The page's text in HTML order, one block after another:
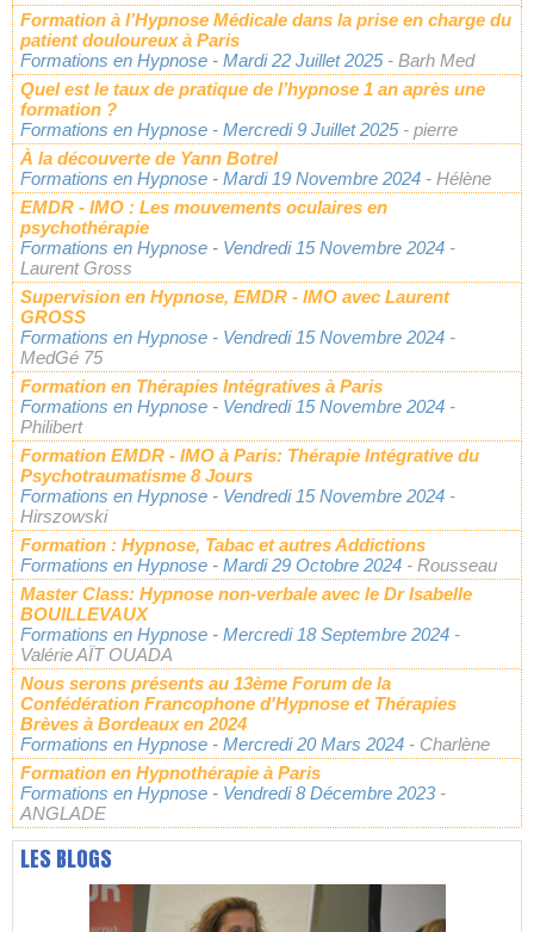
Formation à l’Hypnose Médicale dans la prise en charge du
patient douloureux à Paris
Formations en Hypnose - Mardi 22 Juillet 2025 - Barh Med
Quel est le taux de pratique de l’hypnose 1 an après une
formation ?
Formations en Hypnose - Mercredi 9 Juillet 2025 - pierre
À la découverte de Yann Botrel
Formations en Hypnose - Mardi 19 Novembre 2024 - Hélène
EMDR - IMO : Les mouvements oculaires en
psychothérapie
Formations en Hypnose - Vendredi 15 Novembre 2024 -
Laurent Gross
Supervision en Hypnose, EMDR - IMO avec Laurent
GROSS
Formations en Hypnose - Vendredi 15 Novembre 2024 -
MedGé 75
Formation en Thérapies Intégratives à Paris
Formations en Hypnose - Vendredi 15 Novembre 2024 -
Philibert
Formation EMDR - IMO à Paris: Thérapie Intégrative du
Psychotraumatisme 8 Jours
Formations en Hypnose - Vendredi 15 Novembre 2024 -
Hirszowski
Formation : Hypnose, Tabac et autres Addictions
Formations en Hypnose - Mardi 29 Octobre 2024 - Rousseau
Master Class: Hypnose non-verbale avec le Dr Isabelle
BOUILLEVAUX
Formations en Hypnose - Mercredi 18 Septembre 2024 -
Valérie AÏT OUADA
Nous serons présents au 13ème Forum de la
Confédération Francophone d'Hypnose et Thérapies
Brèves à Bordeaux en 2024
Formations en Hypnose - Mercredi 20 Mars 2024 - Charlène
Formation en Hypnothérapie à Paris
Formations en Hypnose - Vendredi 8 Décembre 2023 -
ANGLADE
LES BLOGS